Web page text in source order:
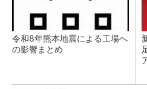
令和8年熊本地震による工場へ
の影響まとめ